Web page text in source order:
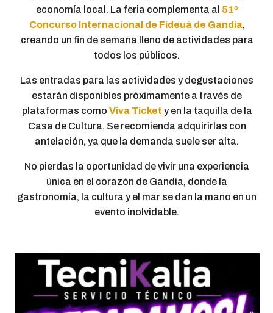
economía local. La feria complementa al 51º
Concurso Internacional de Fideuà de Gandia,
creando un fin de semana lleno de actividades para
todos los públicos.
Las entradas para las actividades y degustaciones
estarán disponibles próximamente a través de
plataformas como Viva Ticket y en la taquilla de la
Casa de Cultura. Se recomienda adquirirlas con
antelación, ya que la demanda suele ser alta.
No pierdas la oportunidad de vivir una experiencia
única en el corazón de Gandia, donde la
gastronomía, la cultura y el mar se dan la mano en un
evento inolvidable.